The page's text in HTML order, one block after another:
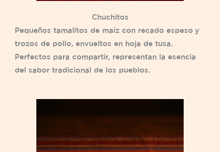
Chuchitos
Pequeños tamalitos de maíz con recado espeso y
trozos de pollo, envueltos en hoja de tusa.
Perfectos para compartir, representan la esencia
del sabor tradicional de los pueblos.